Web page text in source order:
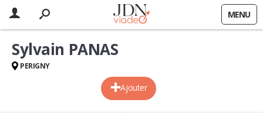
MENU
Ajouter
Sylvain PANAS
PERIGNY